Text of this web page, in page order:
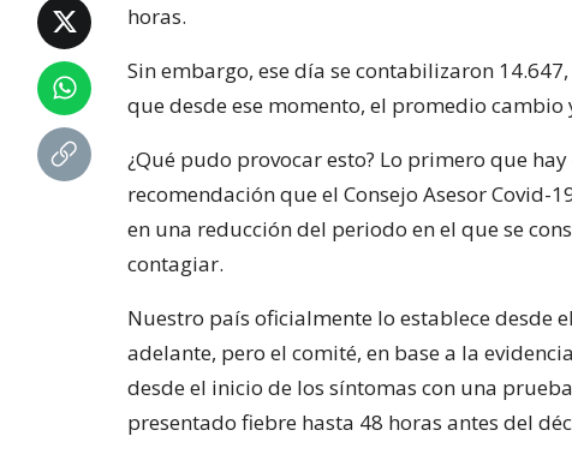
horas.
Sin embargo, ese día se contabilizaron
que desde ese momento, el promedio
¿Qué pudo provocar esto? Lo primero que
recomendación que el Consejo Asesor Covid-
en una reducción del periodo en el que se
contagiar.
Nuestro país oficialmente lo establece desde
adelante, pero el comité, en base a la
desde el inicio de los síntomas con una
presentado fiebre hasta 48 horas antes del